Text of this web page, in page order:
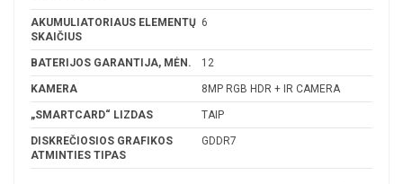
AKUMULIATORIAUS ELEMENTŲ
SKAIČIUS
6
BATERIJOS GARANTIJA, MĖN. 12
KAMERA 8MP RGB HDR + IR CAMERA
„SMARTCARD“ LIZDAS TAIP
DISKREČIOSIOS GRAFIKOS
ATMINTIES TIPAS
GDDR7